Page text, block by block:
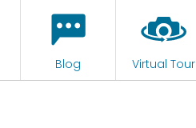
Blog Virtual Tour